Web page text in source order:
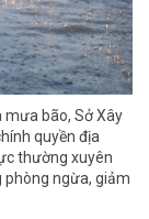
bão, Sở Xây
quyền địa
thường xuyên
phòng ngừa, giảm